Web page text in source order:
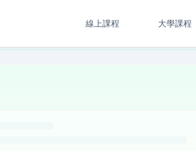
線上課程 大學課程